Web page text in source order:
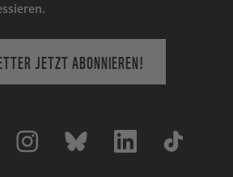
JETZT ABONNIEREN!